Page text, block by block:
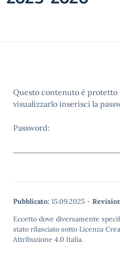
Questo contenuto è protetto
visualizzarlo inserisci la
Password:
Pubblicato: 15.09.2025 -
Eccetto dove diversamente
stato rilasciato sotto Licenza
Attribuzione 4.0 Italia.